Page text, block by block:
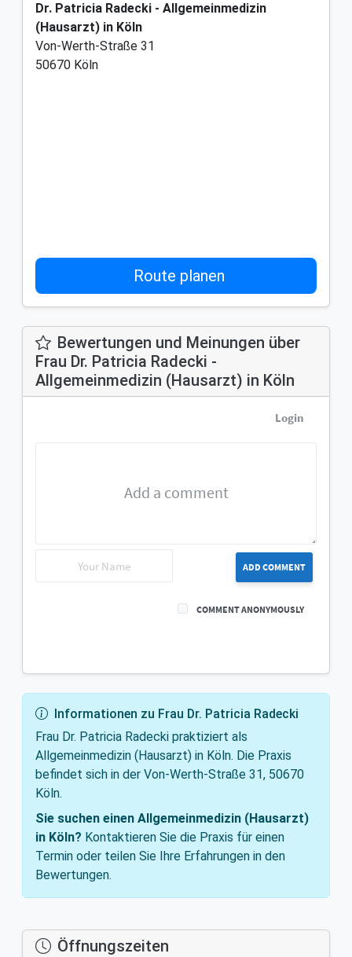
Dr. Patricia Radecki - Allgemeinmedizin
(Hausarzt) in Köln
Von-Werth-Straße 31
50670 Köln
Route planen
Bewertungen und Meinungen über
Frau Dr. Patricia Radecki -
Allgemeinmedizin (Hausarzt) in Köln
Login
ADD COMMENT
COMMENT ANONYMOUSLY
Informationen zu Frau Dr. Patricia Radecki
Frau Dr. Patricia Radecki praktiziert als
Allgemeinmedizin (Hausarzt) in Köln. Die Praxis
befindet sich in der Von-Werth-Straße 31, 50670
Köln.
Sie suchen einen Allgemeinmedizin (Hausarzt)
in Köln? Kontaktieren Sie die Praxis für einen
Termin oder teilen Sie Ihre Erfahrungen in den
Bewertungen.
Öffnungszeiten